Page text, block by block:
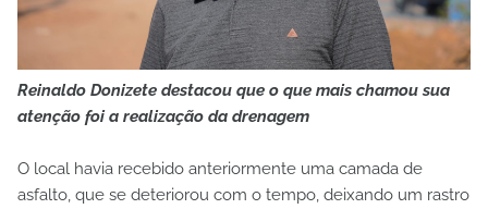
Reinaldo Donizete destacou que o que mais chamou sua
atenção foi a realização da drenagem
O local havia recebido anteriormente uma camada de
asfalto, que se deteriorou com o tempo, deixando um rastro